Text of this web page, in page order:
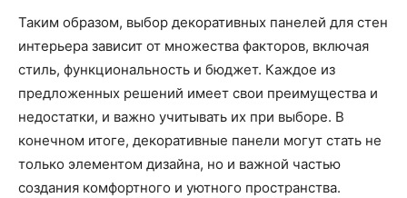
Таким образом, выбор декоративных панелей для стен
интерьера зависит от множества факторов, включая
стиль, функциональность и бюджет. Каждое из
предложенных решений имеет свои преимущества и
недостатки, и важно учитывать их при выборе. В
конечном итоге, декоративные панели могут стать не
только элементом дизайна, но и важной частью
создания комфортного и уютного пространства.